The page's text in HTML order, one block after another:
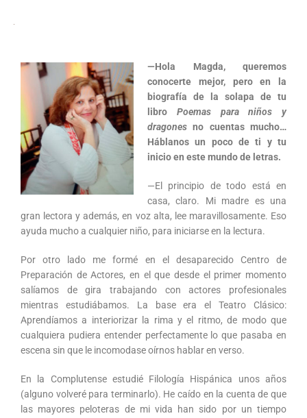
—Hola Magda, queremos
conocerte mejor, pero en la
biografía de la solapa de tu
libro Poemas para niños y
dragones no cuentas mucho…
Háblanos un poco de ti y tu
inicio en este mundo de letras.
—El principio de todo está en
casa, claro. Mi madre es una
gran lectora y además, en voz alta, lee maravillosamente. Eso
ayuda mucho a cualquier niño, para iniciarse en la lectura.
Por otro lado me formé en el desaparecido Centro de
Preparación de Actores, en el que desde el primer momento
salíamos de gira trabajando con actores profesionales
mientras estudiábamos. La base era el Teatro Clásico:
Aprendíamos a interiorizar la rima y el ritmo, de modo que
cualquiera pudiera entender perfectamente lo que pasaba en
escena sin que le incomodase oírnos hablar en verso.
En la Complutense estudié Filología Hispánica unos años
(alguno volveré para terminarlo). He caído en la cuenta de que
las mayores peloteras de mi vida han sido por un tiempo